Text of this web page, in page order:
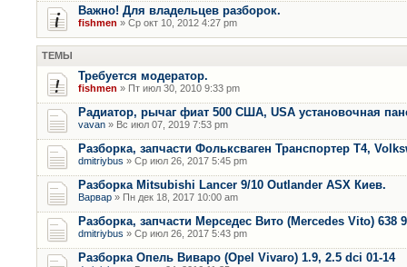
Важно! Для владельцев разборок.
fishmen » Ср окт 10, 2012 4:27 pm
ТЕМЫ
Требуется модератор.
fishmen » Пт июл 30, 2010 9:33 pm
Радиатор, рычаг фиат 500 США, USA установочная
vavan » Вс июл 07, 2019 7:53 pm
Разборка, запчасти Фольксваген Транспортер Т4,
dmitriybus » Ср июл 26, 2017 5:45 pm
Разборка Mitsubishi Lancer 9/10 Outlander ASX Киев.
Варвар » Пн дек 18, 2017 10:00 am
Разборка, запчасти Мерседес Вито (Mercedes Vito) 638
dmitriybus » Ср июл 26, 2017 5:43 pm
Разборка Опель Виваро (Opel Vivaro) 1.9, 2.5 dci 01-14